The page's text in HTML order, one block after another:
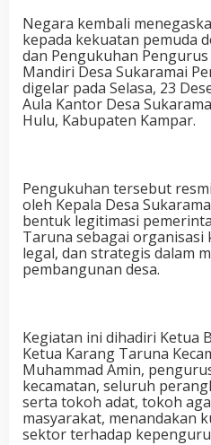
Negara kembali
kepada kekuatan pemuda
dan Pengukuhan
Mandiri Desa Sukaramai
digelar pada Selasa, 23
Aula Kantor Desa
Hulu, Kabupaten Kampar.
Pengukuhan tersebut
oleh Kepala Desa
bentuk legitimasi
Taruna sebagai organisasi
legal, dan strategis dalam
pembangunan desa.
Kegiatan ini dihadiri Ketua
Ketua Karang Taruna
Muhammad Amin,
kecamatan, seluruh
serta tokoh adat, tokoh
masyarakat, menandakan
sektor terhadap